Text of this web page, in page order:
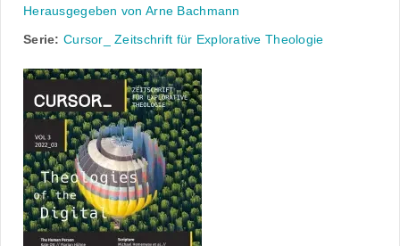
Herausgegeben von Arne Bachmann
Serie: Cursor_ Zeitschrift für Explorative Theologie